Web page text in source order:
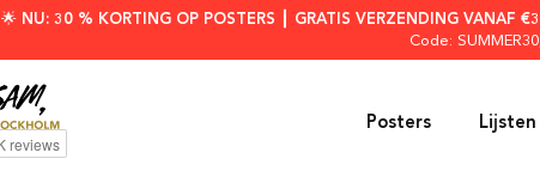
🌟 NU: 30 % KORTING OP POSTERS ┃ GRATIS VERZENDING VANAF
Code: SUMMER30
Posters Lijsten